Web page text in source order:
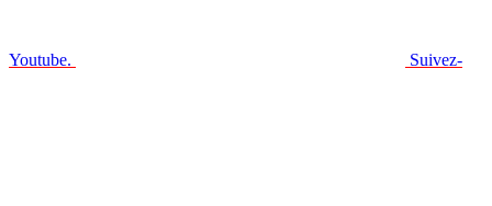
Youtube. Suivez-